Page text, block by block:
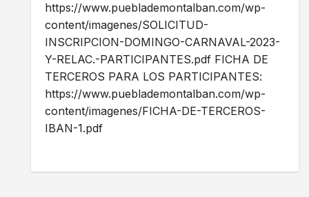
https://www.pueblademontalban.com/wp-
content/imagenes/SOLICITUD-
INSCRIPCION-DOMINGO-CARNAVAL-2023-
Y-RELAC.-PARTICIPANTES.pdf FICHA DE
TERCEROS PARA LOS PARTICIPANTES:
https://www.pueblademontalban.com/wp-
content/imagenes/FICHA-DE-TERCEROS-
IBAN-1.pdf